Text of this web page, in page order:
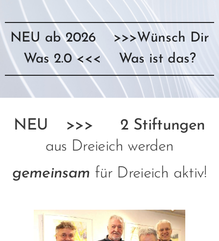
NEU ab 2026 >>>Wünsch Dir
Was 2.0 <<< Was ist das?
NEU >>> 2 Stiftungen
aus Dreieich werden
gemeinsam für Dreieich aktiv!